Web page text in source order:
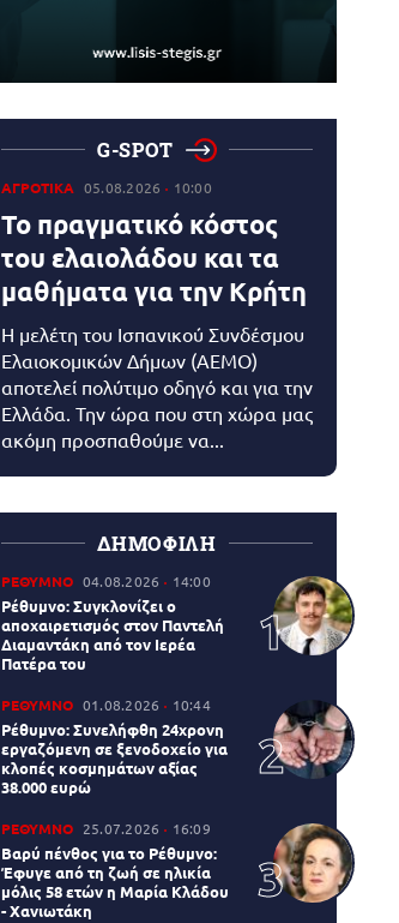
G-SPOT
ΑΓΡΟΤΙΚΑ 05.08.2026 10:00
Το πραγματικό κόστος
του ελαιολάδου και τα
μαθήματα για την Κρήτη
Η μελέτη του Ισπανικού Συνδέσμου
Ελαιοκομικών Δήμων (AEMO)
αποτελεί πολύτιμο οδηγό και για την
Ελλάδα. Την ώρα που στη χώρα μας
ακόμη προσπαθούμε να...
ΔΗΜΟΦΙΛΗ
ΡΕΘΥΜΝΟ 04.08.2026 14:00
Ρέθυμνο: Συγκλονίζει ο
αποχαιρετισμός στον Παντελή
Διαμαντάκη από τον Ιερέα
Πατέρα του
ΡΕΘΥΜΝΟ 01.08.2026 10:44
Ρέθυμνο: Συνελήφθη 24χρονη
εργαζόμενη σε ξενοδοχείο για
κλοπές κοσμημάτων αξίας
38.000 ευρώ
ΡΕΘΥΜΝΟ 25.07.2026 16:09
Βαρύ πένθος για το Ρέθυμνο:
Έφυγε από τη ζωή σε ηλικία
μόλις 58 ετών η Μαρία Κλάδου
- Χανιωτάκη